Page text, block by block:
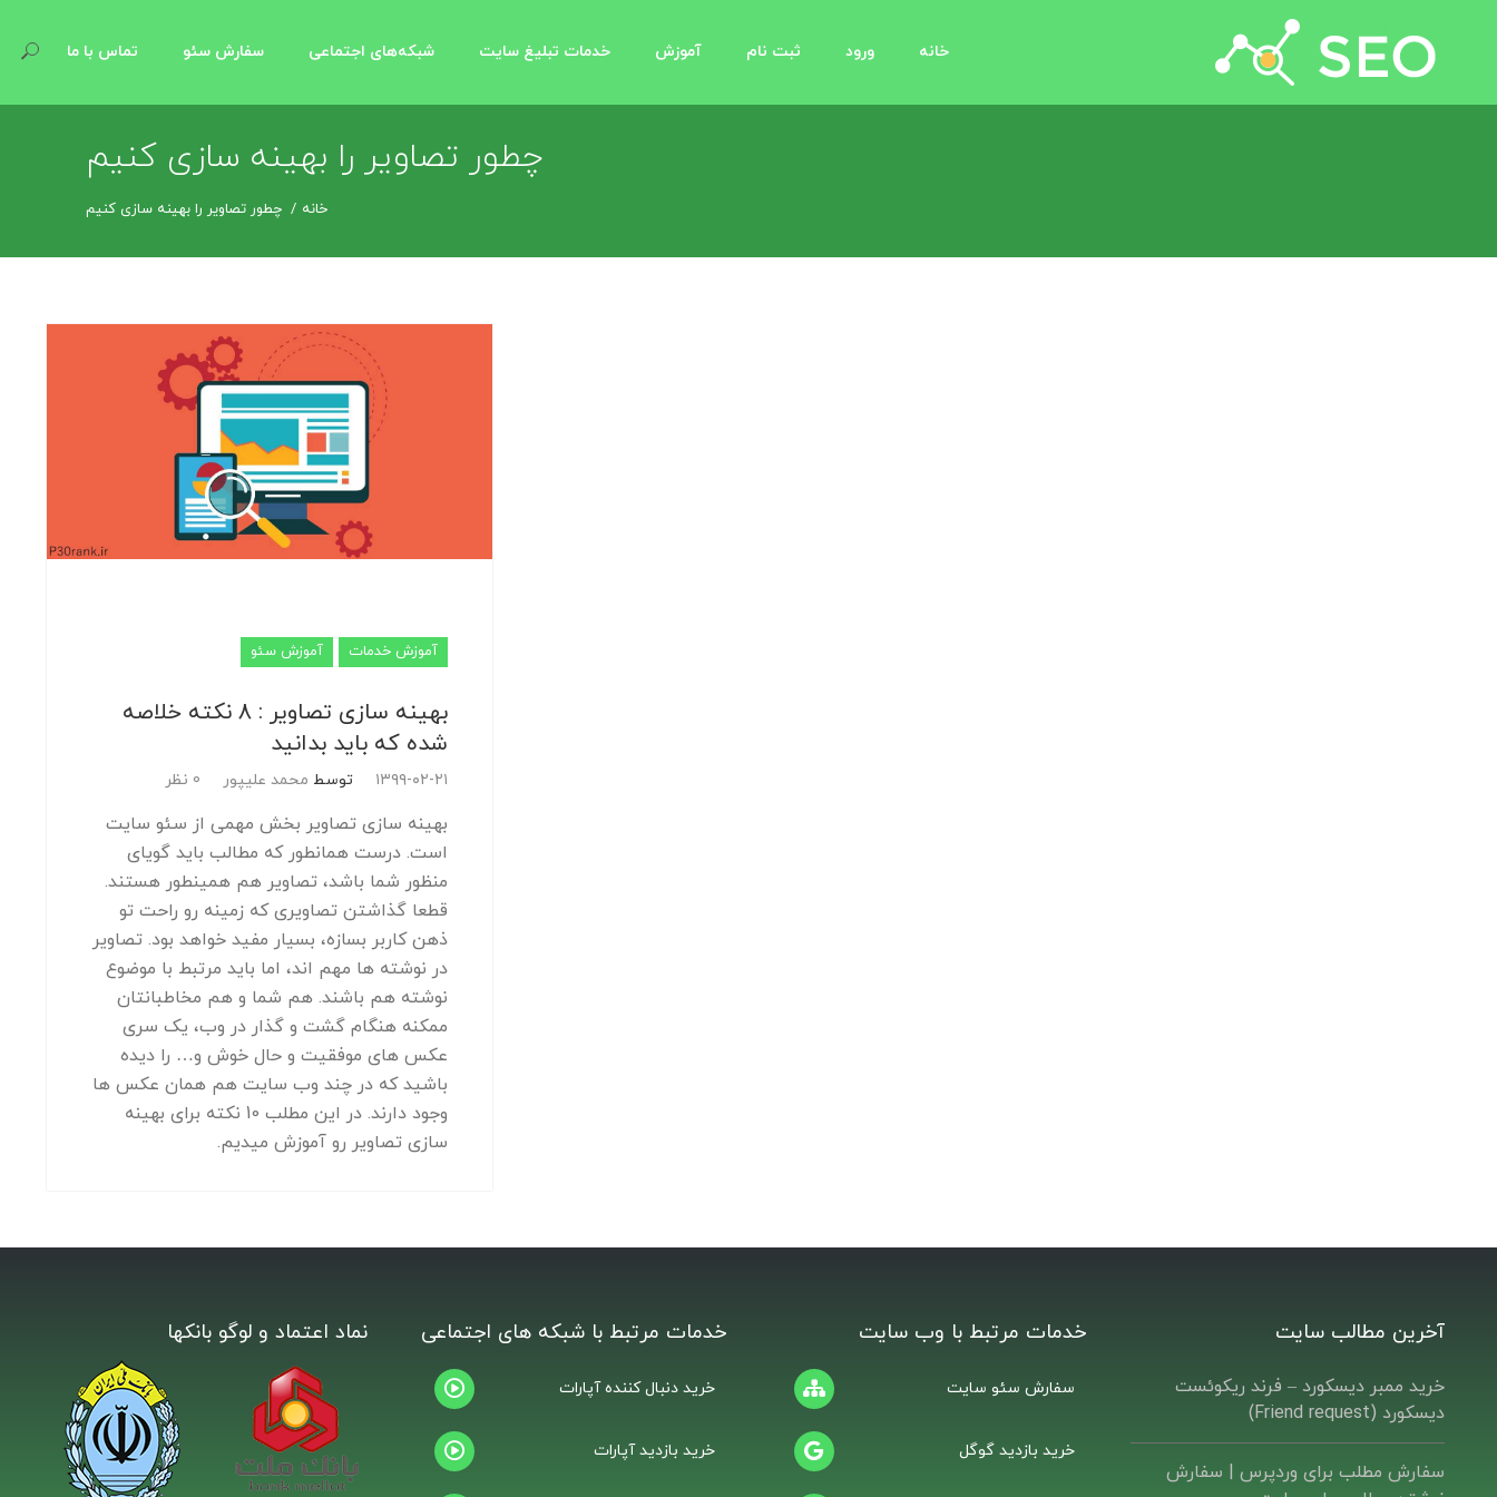
خانه ورود ثبت نام آموزش خدمات تبلیغ سایت شبکه‌های اجتماعی سفارش سئو تماس با ما
جستجو برای:
چطور تصاویر را بهینه سازی کنیم
خانه چطور تصاویر را بهینه سازی کنیم
آموزش خدمات آموزش سئو
بهینه سازی تصاویر : 8 نکته خلاصه
شده که باید بدانید
۱۳۹۹-۰۲-۲۱ توسط محمد علیپور 0 نظر
بهینه سازی تصاویر بخش مهمی از سئو سایت
است. درست همانطور که مطالب باید گویای
منظور شما باشد، تصاویر هم همینطور هستند.
قطعا گذاشتن تصاویری که زمینه رو راحت تو
ذهن کاربر بسازه، بسیار مفید خواهد بود. تصاویر
در نوشته ها مهم اند، اما باید مرتبط با موضوع
نوشته هم باشند. هم شما و هم مخاطبانتان
ممکنه هنگام گشت و گذار در وب، یک سری
عکس های موفقیت و حال خوش و… را دیده
باشید که در چند وب سایت هم همان عکس ها
وجود دارند. در این مطلب 10 نکته برای بهینه
سازی تصاویر رو آموزش میدیم.
آخرین مطالب سایت
خرید ممبر دیسکورد – فرند ریکوئست
دیسکورد (Friend request)
سفارش مطلب برای وردپرس |‌ سفارش
خدمات مرتبط با وب سایت
سفارش سئو سایت
خرید بازدید گوگل
خدمات مرتبط با شبکه های اجتماعی
خرید دنبال کننده آپارات
خرید بازدید آپارات
نماد اعتماد و لوگو بانکها